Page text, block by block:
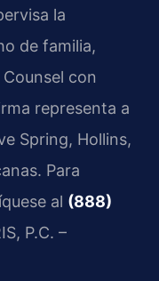
la
de familia,
con
representa a
Spring, Hollins,
Para
al (888)
P.C. –